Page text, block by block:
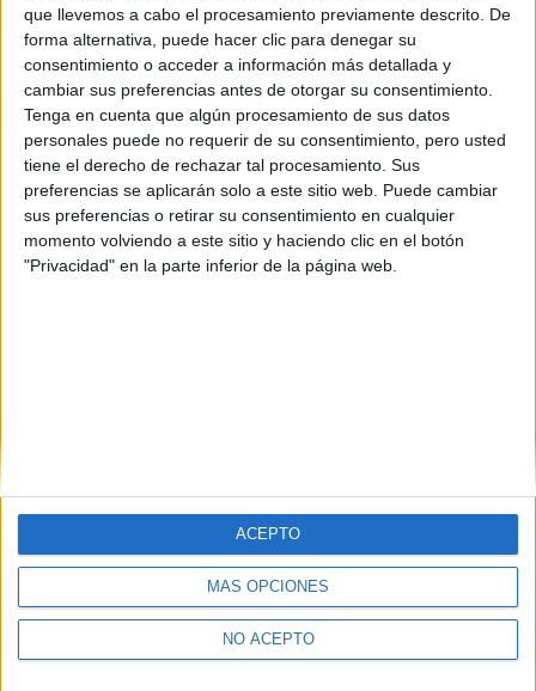
que llevemos a cabo el procesamiento previamente descrito. De
forma alternativa, puede hacer clic para denegar su
consentimiento o acceder a información más detallada y
cambiar sus preferencias antes de otorgar su consentimiento.
Tenga en cuenta que algún procesamiento de sus datos
personales puede no requerir de su consentimiento, pero usted
tiene el derecho de rechazar tal procesamiento. Sus
preferencias se aplicarán solo a este sitio web. Puede cambiar
sus preferencias o retirar su consentimiento en cualquier
momento volviendo a este sitio y haciendo clic en el botón
"Privacidad" en la parte inferior de la página web.
MÁS OPCIONES
NO ACEPTO
ACEPTO
Seleccionar por provincia
Barcelona(2)
Burgos(1)
Castellón(1)
Madrid
(3)
Murcia
(2)
Pontevedra(1)
La Rioja(1)
Quiénes somos|Contactar|
Aviso legal|Politica de privacidad|Condiciones generales|Política
de cookies
© 2003-2026Compás Mediterráneo S.L.- Diego de León 47 - 28006